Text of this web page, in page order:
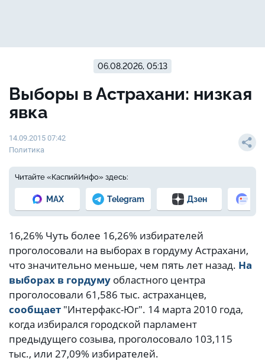
06.08.2026, 05:13
Выборы в Астрахани: низкая
явка
14.09.2015 07:42
Политика
Читайте «КаспийИнфо» здесь:
MAX Telegram Дзен
16,26% Чуть более 16,26% избирателей
проголосовали на выборах в гордуму Астрахани,
что значительно меньше, чем пять лет назад. На
выборах в гордуму областного центра
проголосовали 61,586 тыс. астраханцев,
сообщает "Интерфакс-Юг". 14 марта 2010 года,
когда избирался городской парламент
предыдущего созыва, проголосовало 103,115
тыс., или 27,09% избирателей.